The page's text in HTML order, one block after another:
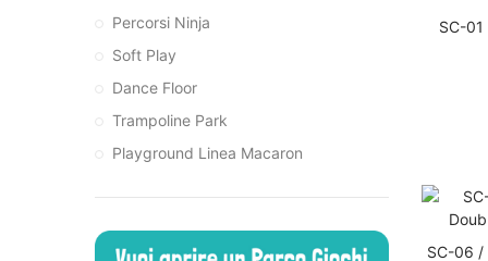
SC-
SC-06 /
Percorsi Ninja
Soft Play
Dance Floor
Trampoline Park
Playground Linea Macaron